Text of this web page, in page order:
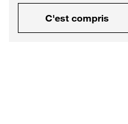
C'est compris